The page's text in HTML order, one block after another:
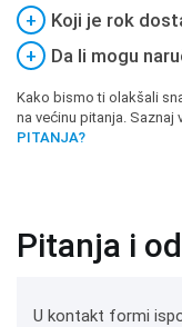
+
Koji je rok
+
Da li mogu
Kako bismo ti olakšali
na većinu pitanja. Saznaj
PITANJA?
Pitanja i
U kontakt formi